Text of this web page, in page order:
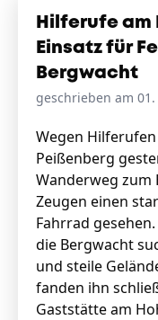
Hilferufe
Einsatz für
Bergwacht
geschrieben am
Wegen
Peißenberg
Wanderweg
Zeugen einen
Fahrrad
die Bergwacht
und steile
fanden ihn
Gaststätte am